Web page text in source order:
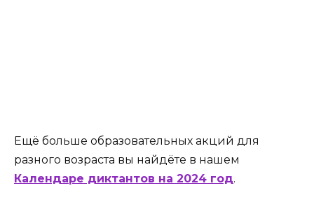
Ещё больше образовательных акций для
разного возраста вы найдёте в нашем
Календаре диктантов на 2024 год.